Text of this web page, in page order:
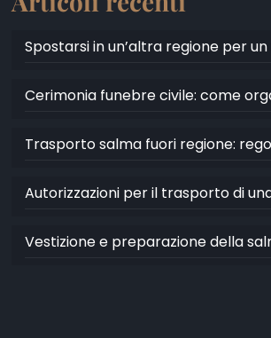
Spostarsi in un’altra regione per
Cerimonia funebre civile: come
Trasporto salma fuori regione:
Autorizzazioni per il trasporto di
Vestizione e preparazione della